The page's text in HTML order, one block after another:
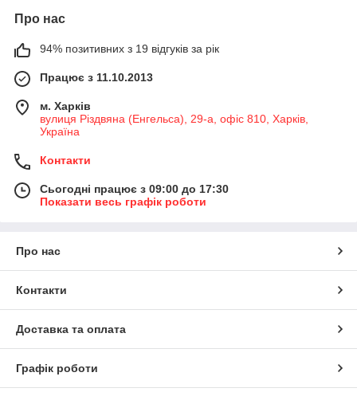
Про нас
94% позитивних з 19 відгуків за рік
Працює з 11.10.2013
м. Харків
вулиця Різдвяна (Енгельса), 29-а, офіс 810, Харків,
Україна
Контакти
Сьогодні працює з 09:00 до 17:30
Показати весь графік роботи
Про нас
Контакти
Доставка та оплата
Графік роботи